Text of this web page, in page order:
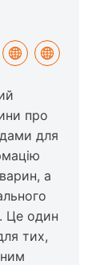
про
для
а
Це один
тих,